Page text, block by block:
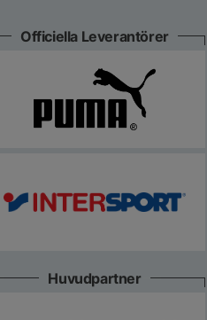
Officiella Leverantörer
Huvudpartner